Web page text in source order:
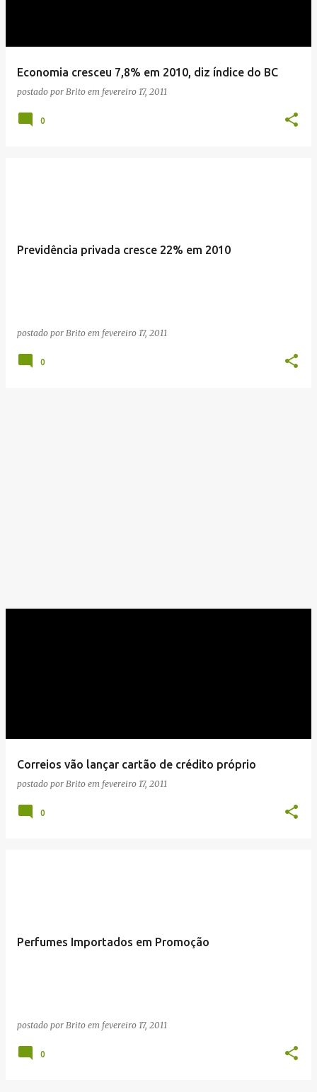
Economia cresceu 7,8% em 2010, diz índice do BC
postado por Brito em fevereiro 17, 2011
0
Previdência privada cresce 22% em 2010
postado por Brito em fevereiro 17, 2011
0
Correios vão lançar cartão de crédito próprio
postado por Brito em fevereiro 17, 2011
0
Perfumes Importados em Promoção
postado por Brito em fevereiro 17, 2011
0